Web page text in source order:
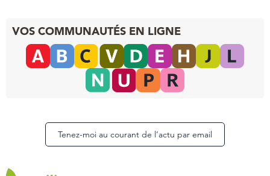
VOS COMMUNAUTÉS EN LIGNE
Tenez-moi au courant de l’actu par email